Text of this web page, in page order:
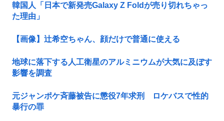
韓国人「日本で新発売Galaxy Z Foldが売り切れちゃっ
た理由」
【画像】辻希空ちゃん、顔だけで普通に使える
地球に落下する人工衛星のアルミニウムが大気に及ぼす
影響を調査
元ジャンポケ斉藤被告に懲役7年求刑 ロケバスで性的
暴行の罪